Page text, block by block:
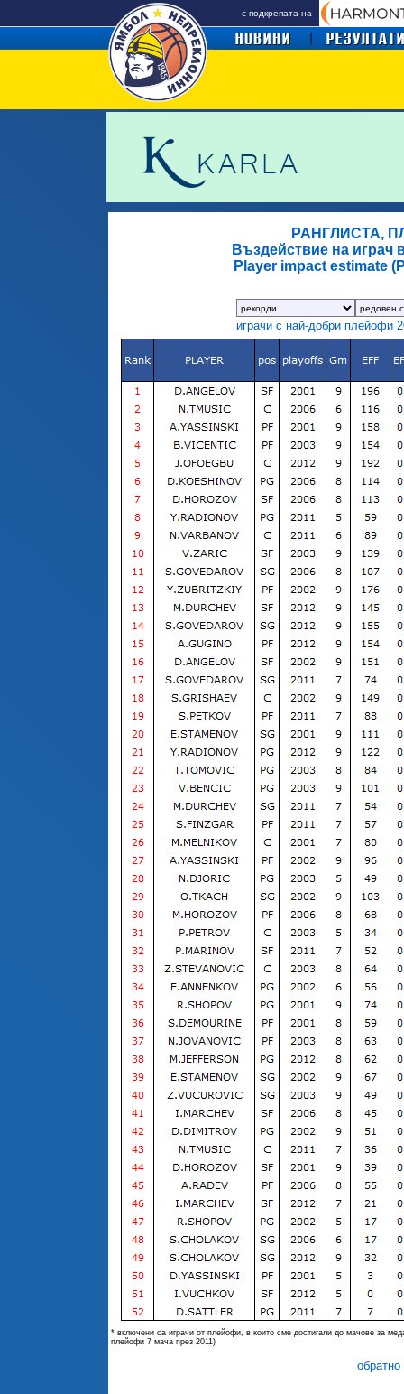
с подкрепата на
РАНГЛИСТА,
Въздействие на играч
Player impact estimate
играчи с най-добри плейофи
* включени са играчи от плейофи, в които сме достигали до мачове за
плейофи 7 мача през 2011)